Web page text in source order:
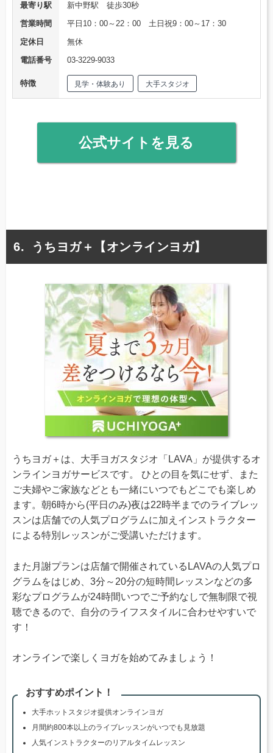
最寄り駅
新中野駅 徒歩30秒
営業時間
平日10：00～22：00 土日祝9：00～17：30
定休日
無休
電話番号
03-3229-9033
特徴 見学・体験あり 大手スタジオ
公式サイトを見る
うちヨガ＋【オンラインヨガ】
うちヨガ＋は、大手ヨガスタジオ「LAVA」が提供するオ
ンラインヨガサービスです。 ひとの目を気にせず、また
ご夫婦やご家族などとも一緒にいつでもどこでも楽しめ
ます。朝6時から(平日のみ)夜は22時半までのライブレッ
スンは店舗での人気プログラムに加えインストラクター
による特別レッスンがご受講いただけます。
また月謝プランは店舗で開催されているLAVAの人気プロ
グラムをはじめ、3分～20分の短時間レッスンなどの多
彩なプログラムが24時間いつでご予約なしで無制限で視
聴できるので、自分のライフスタイルに合わせやすいで
す！
オンラインで楽しくヨガを始めてみましょう！
おすすめポイント！
大手ホットスタジオ提供オンラインヨガ
月間約800本以上のライブレッスンがいつでも見放題
人気インストラクターのリアルタイムレッスン